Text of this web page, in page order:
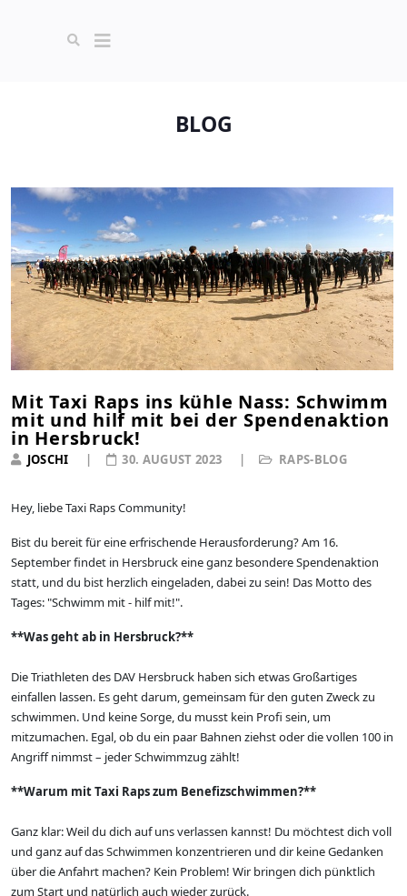
BLOG
Mit Taxi Raps ins kühle Nass: Schwimm
mit und hilf mit bei der Spendenaktion
in Hersbruck!
JOSCHI RAPS-BLOG
30. AUGUST 2023
Hey, liebe Taxi Raps Community!
Bist du bereit für eine erfrischende Herausforderung? Am 16.
September findet in Hersbruck eine ganz besondere Spendenaktion
statt, und du bist herzlich eingeladen, dabei zu sein! Das Motto des
Tages: "Schwimm mit - hilf mit!".
**Was geht ab in Hersbruck?**
Die Triathleten des DAV Hersbruck haben sich etwas Großartiges
einfallen lassen. Es geht darum, gemeinsam für den guten Zweck zu
schwimmen. Und keine Sorge, du musst kein Profi sein, um
mitzumachen. Egal, ob du ein paar Bahnen ziehst oder die vollen 100 in
Angriff nimmst – jeder Schwimmzug zählt!
**Warum mit Taxi Raps zum Benefizschwimmen?**
Ganz klar: Weil du dich auf uns verlassen kannst! Du möchtest dich voll
und ganz auf das Schwimmen konzentrieren und dir keine Gedanken
über die Anfahrt machen? Kein Problem! Wir bringen dich pünktlich
zum Start und natürlich auch wieder zurück.